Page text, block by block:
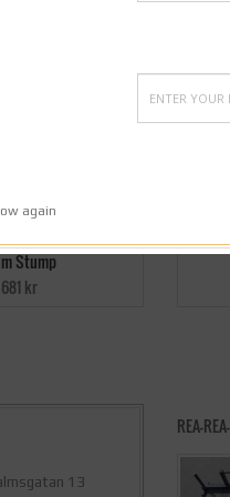
Stump
kr
13
REA-
again